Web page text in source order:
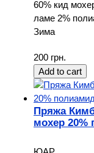
60% кид
ламе 2%
Зима
200 грн.
Пряжа
мохер 20%